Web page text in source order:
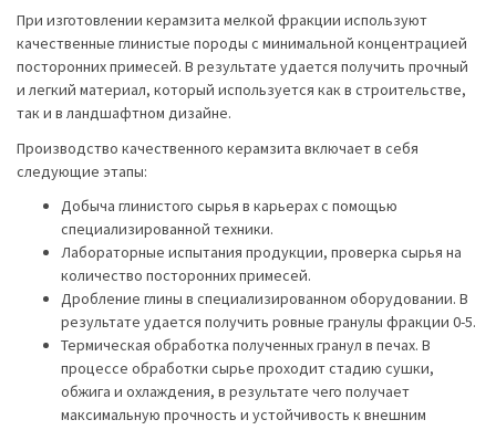
При изготовлении керамзита мелкой фракции используют
качественные глинистые породы с минимальной концентрацией
посторонних примесей. В результате удается получить прочный
и легкий материал, который используется как в строительстве,
так и в ландшафтном дизайне.
Производство качественного керамзита включает в себя
следующие этапы:
Добыча глинистого сырья в карьерах с помощью
специализированной техники.
Лабораторные испытания продукции, проверка сырья на
количество посторонних примесей.
Дробление глины в специализированном оборудовании. В
результате удается получить ровные гранулы фракции 0-5.
Термическая обработка полученных гранул в печах. В
процессе обработки сырье проходит стадию сушки,
обжига и охлаждения, в результате чего получает
максимальную прочность и устойчивость к внешним